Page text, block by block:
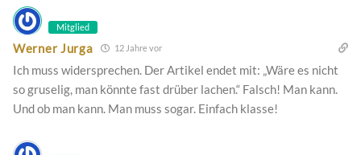
Mitglied
Werner Jurga 12 Jahre vor
Ich muss widersprechen. Der Artikel endet mit: „Wäre es nicht
so gruselig, man könnte fast drüber lachen.“ Falsch! Man kann.
Und ob man kann. Man muss sogar. Einfach klasse!